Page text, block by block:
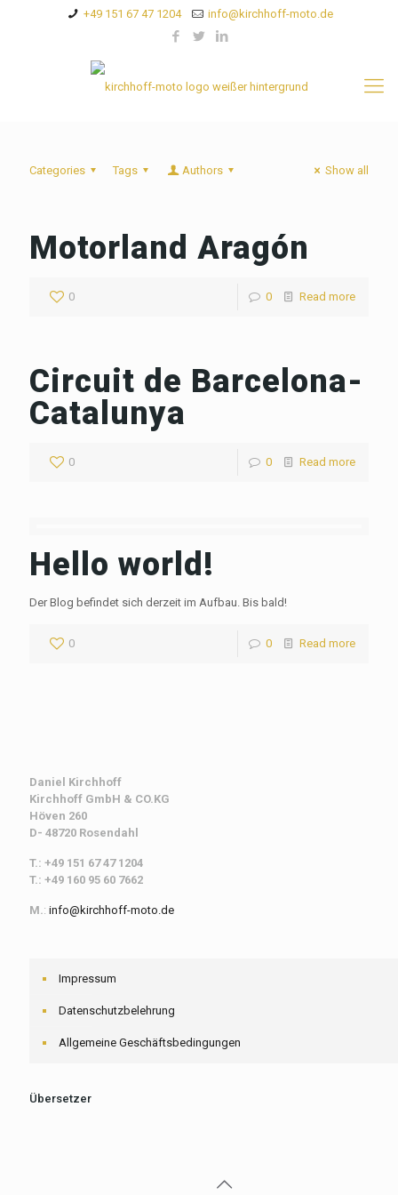
+49 151 67 47 1204 info@kirchhoff-moto.de
Categories Tags Authors Show all
Motorland Aragón
0 0 Read more
Circuit de Barcelona-
Catalunya
0 0 Read more
Hello world!
Der Blog befindet sich derzeit im Aufbau. Bis bald!
0 0 Read more
Daniel Kirchhoff
Kirchhoff GmbH & CO.KG
Höven 260
D- 48720 Rosendahl
T.: +49 151 67 47 1204
T.: +49 160 95 60 7662
M.: info@kirchhoff-moto.de
Impressum
Datenschutzbelehrung
Allgemeine Geschäftsbedingungen
Übersetzer